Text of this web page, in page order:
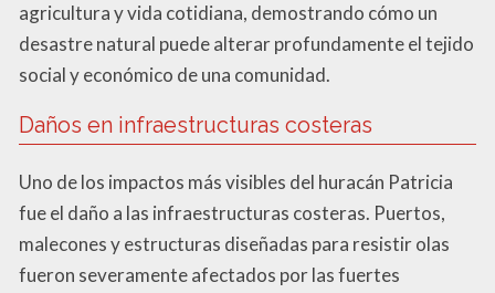
agricultura y vida cotidiana, demostrando cómo un
desastre natural puede alterar profundamente el tejido
social y económico de una comunidad.
Daños en infraestructuras costeras
Uno de los impactos más visibles del huracán Patricia
fue el daño a las infraestructuras costeras. Puertos,
malecones y estructuras diseñadas para resistir olas
fueron severamente afectados por las fuertes